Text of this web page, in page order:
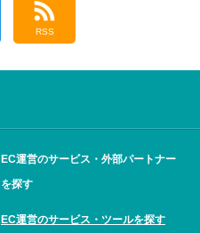
RSS
EC運営のサービス・外部パートナー
を探す
EC運営のサービス・ツールを探す